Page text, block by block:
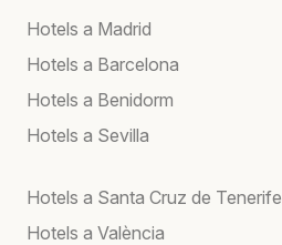
Hotels a Madrid
Hotels a Barcelona
Hotels a Benidorm
Hotels a Sevilla
Hotels a Santa Cruz de Tenerife
Hotels a València